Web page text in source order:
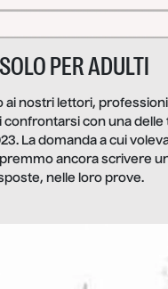
PER ADULTI
ai nostri lettori,
confrontarsi con una delle
La domanda a cui
ancora scrivere
nelle loro prove.